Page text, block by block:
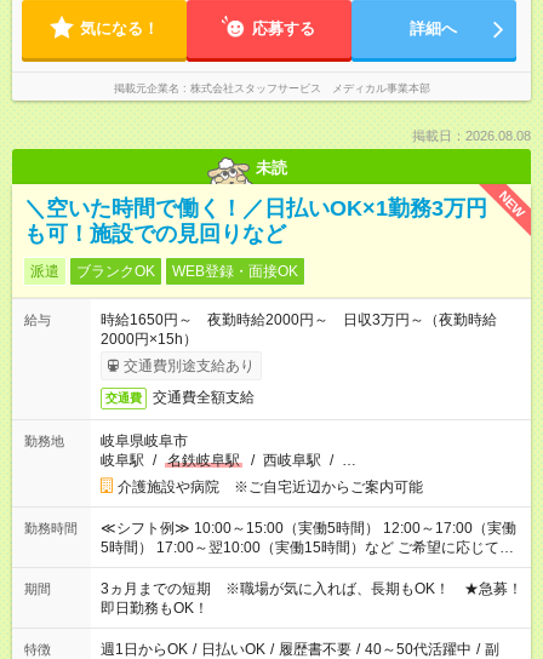
気になる！ 応募する 詳細へ
掲載元企業名 株式会社スタッフサービス メディカル事業本部
掲載日：2026.08.08
未読
NEW
＼空いた時間で働く！／日払いOK×1勤務3万円
も可！施設での見回りなど
派遣 ブランクOK WEB登録・面接OK
給与
時給1650円～ 夜勤時給2000円～ 日収3万円～（夜勤時給
2000円×15h）
交通費別途支給あり
交通費 交通費全額支給
勤務地
岐阜県岐阜市
岐阜駅 / 名鉄岐阜駅 / 西岐阜駅 / …
介護施設や病院 ※ご自宅近辺からご案内可能
勤務時間
≪シフト例≫ 10:00～15:00（実働5時間） 12:00～17:00（実働
5時間） 17:00～翌10:00（実働15時間）など ご希望に応じて、
働く時間は調整できます！ お気軽に担当へ相談ください！
期間
3ヵ月までの短期 ※職場が気に入れば、長期もOK！ ★急募！
即日勤務もOK！
特徴 週1日からOK / 日払いOK / 履歴書不要 / 40～50代活躍中 / 副